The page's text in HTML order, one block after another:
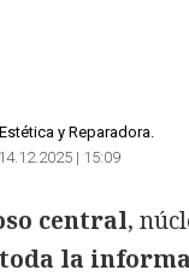
y Reparadora.
14.12.2025 | 15:09
central,
toda la